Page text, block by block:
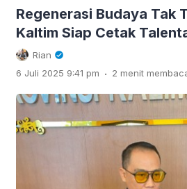
Regenerasi Budaya Tak
Kaltim Siap Cetak
Rian
6 Juli 2025 9:41 pm . 2 menit